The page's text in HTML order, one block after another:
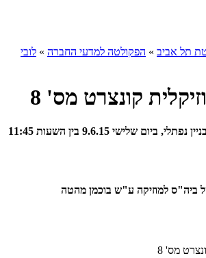
תל אביב » הפקולטה למדעי החברה » לובי
קונצרט מס' 8
הקונצרט יתקיים בלובי בניין נפתלי, ביום שלישי 9.6.15 בין השעות 11:45
ביה"ס למוזיקה ע"ש בוכמן מהטה